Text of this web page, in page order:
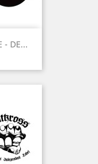
- DE...